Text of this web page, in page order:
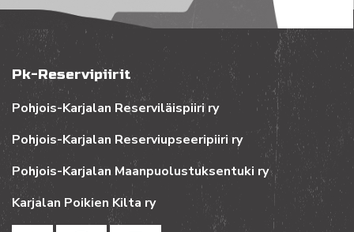
Pk-Reservipiirit
Pohjois-Karjalan Reserviläispiiri ry
Pohjois-Karjalan Reserviupseeripiiri ry
Pohjois-Karjalan Maanpuolustuksentuki ry
Karjalan Poikien Kilta ry